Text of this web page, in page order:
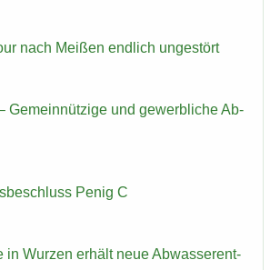
nach Mei­ßen end­lich un­ge­stört
Ge­mein­nüt­zi­ge und ge­werb­li­che Ab­
Penig C
in Wur­zen er­hält neue Ab­was­ser­ent­